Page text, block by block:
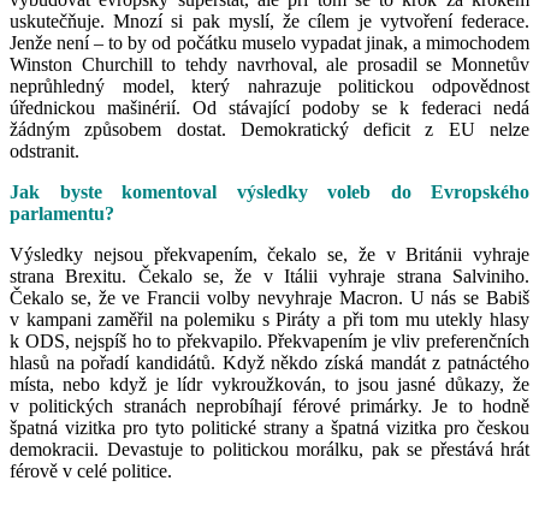
uskutečňuje. Mnozí si pak myslí, že cílem je vytvoření federace.
Jenže není – to by od počátku muselo vypadat jinak, a mimochodem
Winston Churchill to tehdy navrhoval, ale prosadil se Monnetův
neprůhledný model, který nahrazuje politickou odpovědnost
úřednickou mašinérií. Od stávající podoby se k federaci nedá
žádným způsobem dostat. Demokratický deficit z EU nelze
odstranit.
Jak byste komentoval výsledky voleb do Evropského
parlamentu?
Výsledky nejsou překvapením, čekalo se, že v Británii vyhraje
strana Brexitu. Čekalo se, že v Itálii vyhraje strana Salviniho.
Čekalo se, že ve Francii volby nevyhraje Macron. U nás se Babiš
v kampani zaměřil na polemiku s Piráty a při tom mu utekly hlasy
k ODS, nejspíš ho to překvapilo. Překvapením je vliv preferenčních
hlasů na pořadí kandidátů. Když někdo získá mandát z patnáctého
místa, nebo když je lídr vykroužkován, to jsou jasné důkazy, že
v politických stranách neprobíhají férové primárky. Je to hodně
špatná vizitka pro tyto politické strany a špatná vizitka pro českou
demokracii. Devastuje to politickou morálku, pak se přestává hrát
férově v celé politice.